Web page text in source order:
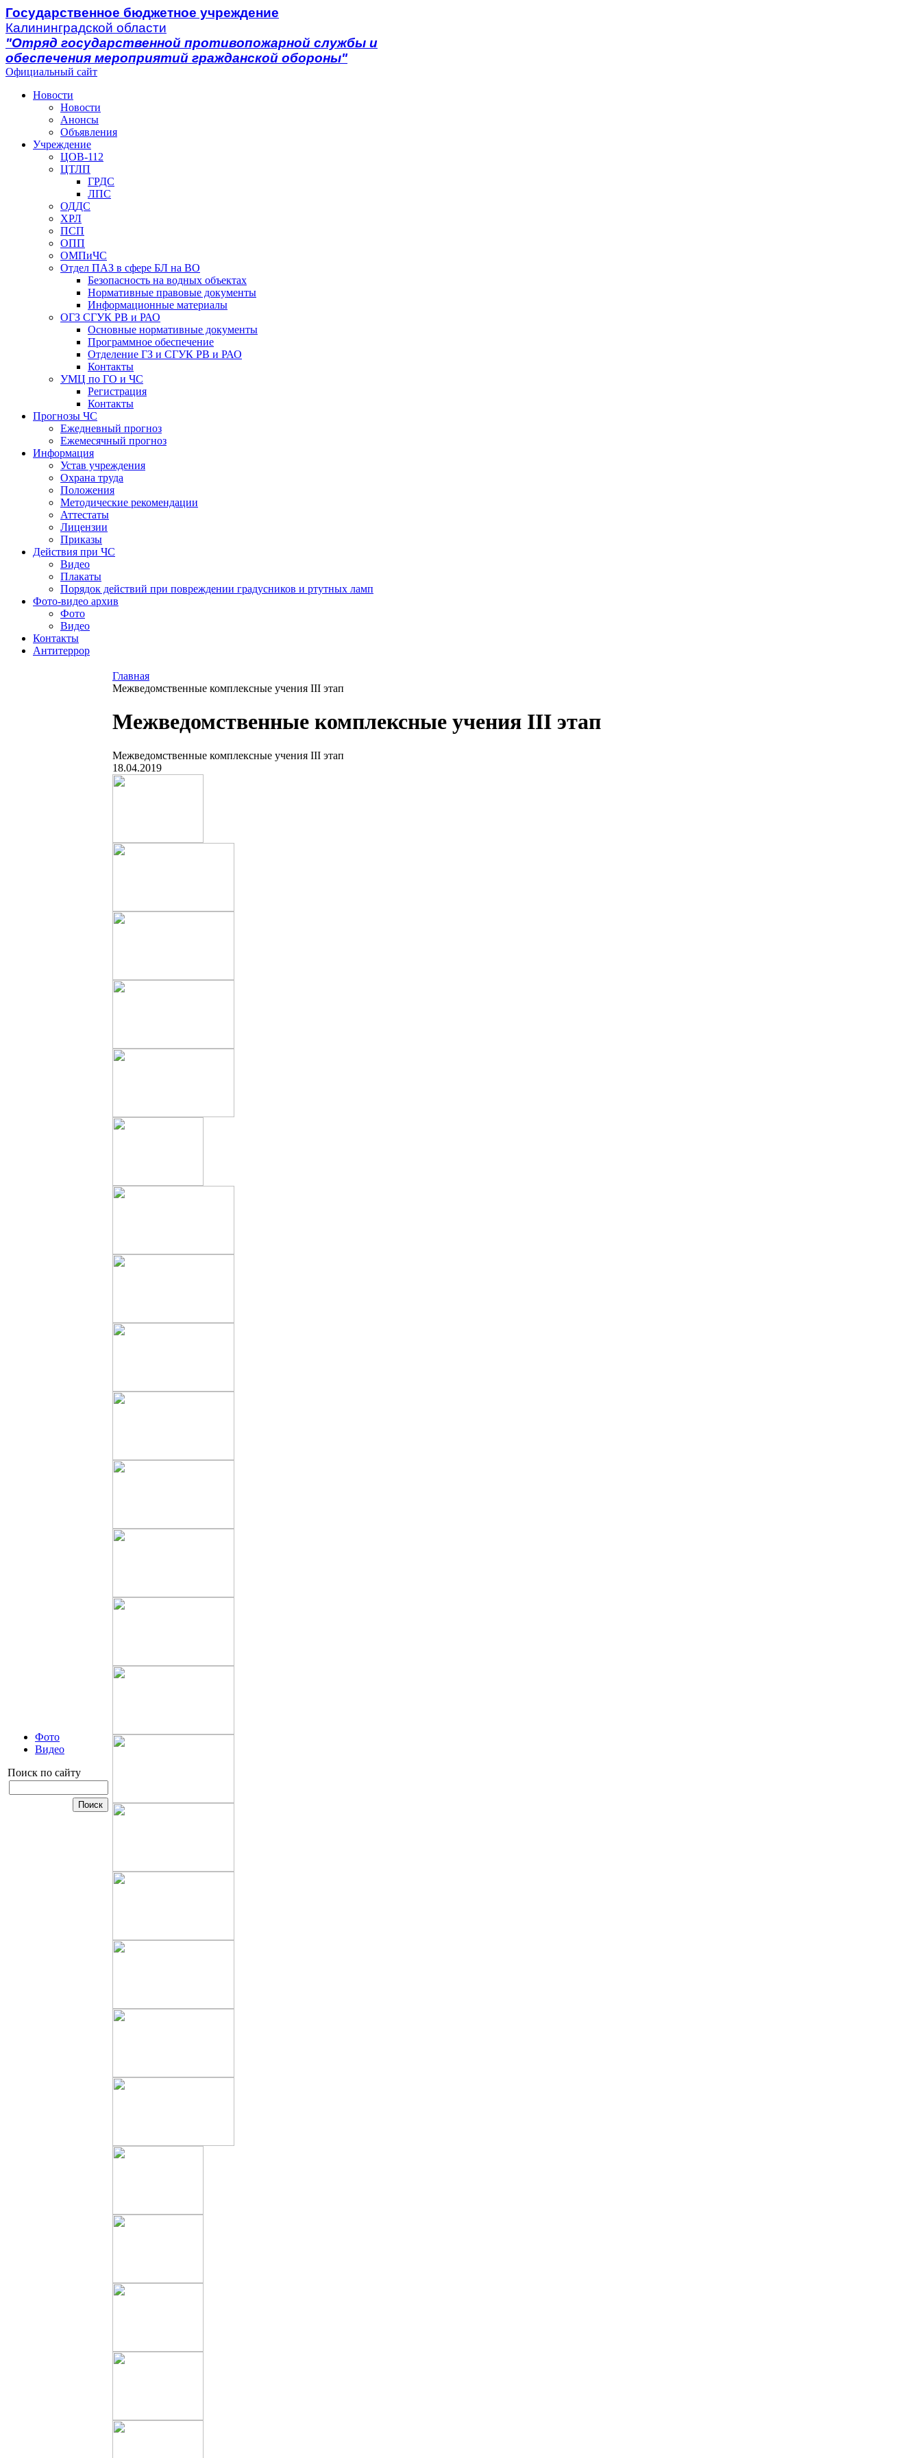
Государственное бюджетное учреждение
Калининградской области
"Отряд государственной противопожарной службы и
обеспечения мероприятий гражданской обороны"
Официальный сайт
Новости
Новости
Анонсы
Объявления
Учреждение
ЦОВ-112
ЦТЛП
ГРДС
ЛПС
ОДДС
ХРЛ
ПСП
ОПП
ОМПиЧС
Отдел ПАЗ в сфере БЛ на ВО
Безопасность на водных объектах
Нормативные правовые документы
Информационные материалы
ОГЗ СГУК РВ и РАО
Основные нормативные документы
Программное обеспечение
Отделение ГЗ и СГУК РВ и РАО
Контакты
УМЦ по ГО и ЧС
Регистрация
Контакты
Прогнозы ЧС
Ежедневный прогноз
Ежемесячный прогноз
Информация
Устав учреждения
Охрана труда
Положения
Методические рекомендации
Аттестаты
Лицензии
Приказы
Действия при ЧС
Видео
Плакаты
Порядок действий при повреждении градусников и ртутных ламп
Фото-видео архив
Фото
Видео
Контакты
Антитеррор
Фото
Видео
Поиск по сайту
Главная
Межведомственные комплексные учения III этап
Межведомственные комплексные учения III этап
Межведомственные комплексные учения III этап
18.04.2019